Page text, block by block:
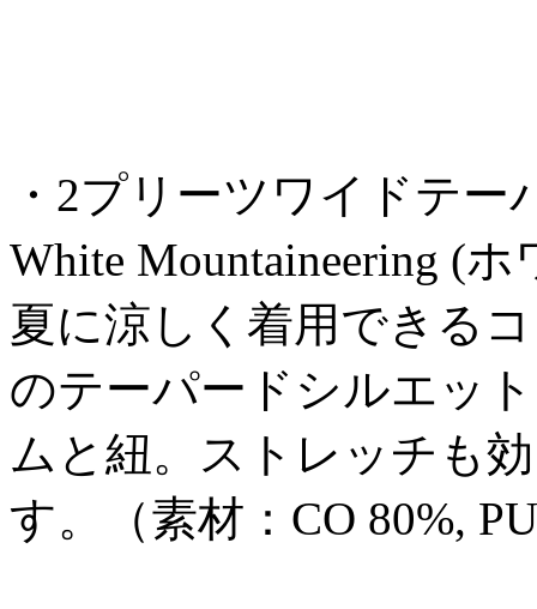
・2プリーツワイドテー
White Mountaineering (
夏に涼しく着用できる
のテーパードシルエッ
ムと紐。ストレッチも
す。（素材：CO 80%,